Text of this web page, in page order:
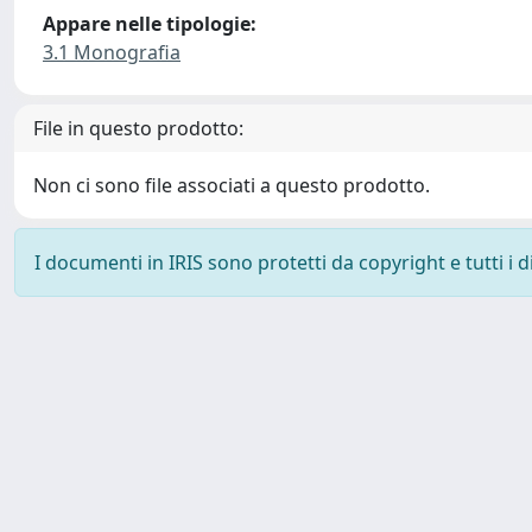
Appare nelle tipologie:
3.1 Monografia
File in questo prodotto:
Non ci sono file associati a questo prodotto.
I documenti in IRIS sono protetti da copyright e tutti i